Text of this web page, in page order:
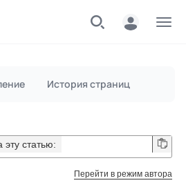
История страниц
статью:
Перейти в режим автора